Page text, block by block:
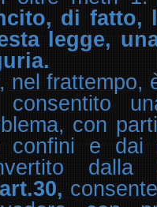
di fatto,
legge,
nel frattempo,
consentito
con
confini e dai
dalla